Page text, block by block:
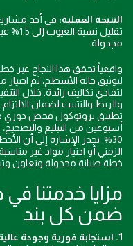
النتيجة العملية:
تقليل
مجدولة.
واقعياً تحقق هذا النجاح عبر
لتوثيق حالة الأسطح، ثم
لتفادي تكاليف زائدة. خلال
والربط والتثبيت لضمان
تطبيق بروتوكول فحص دوري
أسبوعين من التبليغ
30%. تجدر الإشارة إلى أن
الزمني أو اختيار مواد غير
خطة صيانة مجدولة وتعاون
مزايا خدمتنا
ضمن كل بند
1. استجابة فورية وجودة عالية